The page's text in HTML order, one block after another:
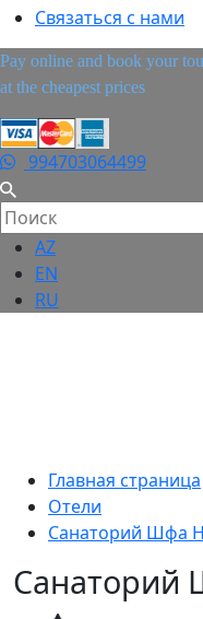
Связаться с нами
Pay online and book your
at the cheapest prices
994703064499
AZ
EN
RU
Главная страница
Отели
Санаторий Шфа
Санаторий